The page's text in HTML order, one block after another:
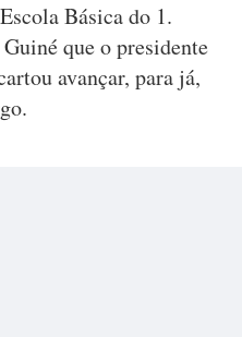
Básica do 1.
que o presidente
avançar, para já,